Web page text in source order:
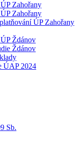
Zahořany
Zahořany
ÚP Zahořany
Ždánov
Ždánov
ÚAP 2024
Sb.